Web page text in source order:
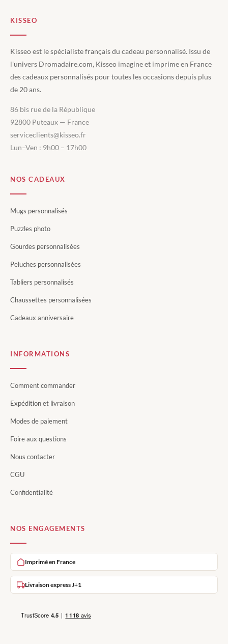
KISSEO
Kisseo est le spécialiste français du cadeau personnalisé. Issu de
l'univers Dromadaire.com, Kisseo imagine et imprime en France
des cadeaux personnalisés pour toutes les occasions depuis plus
de 20 ans.
86 bis rue de la République
92800 Puteaux — France
serviceclients@kisseo.fr
Lun–Ven : 9h00 – 17h00
NOS CADEAUX
Mugs personnalisés
Puzzles photo
Gourdes personnalisées
Peluches personnalisées
Tabliers personnalisés
Chaussettes personnalisées
Cadeaux anniversaire
INFORMATIONS
Comment commander
Expédition et livraison
Modes de paiement
Foire aux questions
Nous contacter
CGU
Confidentialité
NOS ENGAGEMENTS
Imprimé en France
Livraison express J+1